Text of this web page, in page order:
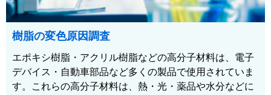
樹脂の変色原因調査
エポキシ樹脂・アクリル樹脂などの高分子材料は、電子
デバイス・自動車部品など多くの製品で使用されていま
す。これらの高分子材料は、熱・光・薬品や水分などに